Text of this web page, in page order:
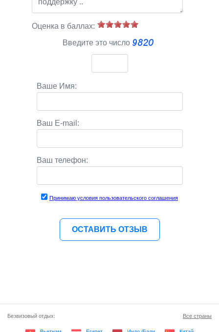
Оценка в баллах:
Введите это число
Ваше Имя:
Ваш E-mail:
Ваш телефон:
Принимаю условия пользовательского соглашения
Безвизовый отдых: Все страны